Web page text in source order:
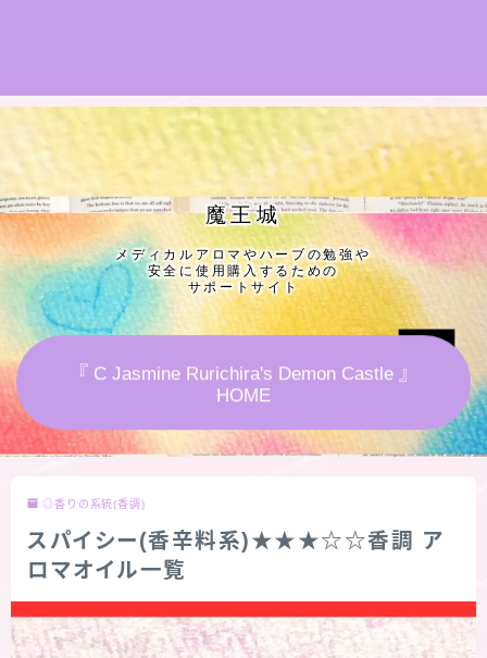
公式ウェブサイト『Botanical Study』
Cジャスミン瑠璃地楽の主な活動先リンク集
プロフィール
アロマハーブアンケート
おすすめ商品＆レビュー
★スペシャルアロマハーブ４択クイズ (kindle出
FAQ
サイトマップ
魔王城
メディカルアロマやハーブの勉強や
安全に使用購入するための
サポートサイト
『 C Jasmine Rurichira's Demon Castle 』
HOME
◎香りの系統(香調)
スパイシー(香辛料系)★★★☆☆香調 ア
ロマオイル一覧